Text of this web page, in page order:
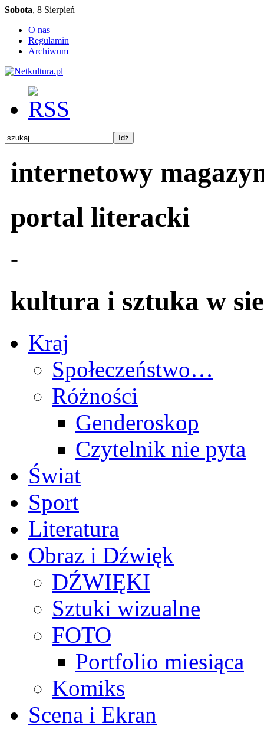
Sobota, 8 Sierpień
O nas
Regulamin
Archiwum
internetowy
portal literacki
-
kultura i sztuka w
Kraj
Społeczeństwo…
Różności
Genderoskop
Czytelnik nie pyta
Świat
Sport
Literatura
Obraz i Dźwięk
DŹWIĘKI
Sztuki wizualne
FOTO
Portfolio miesiąca
Komiks
Scena i Ekran